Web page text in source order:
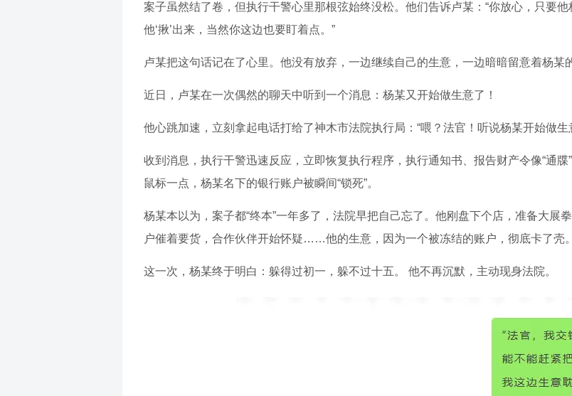
案子虽然结了卷，但执行干警心里那根弦始终没松。他们告诉卢某：“你放心，只要
他‘揪’出来，当然你这边也要盯着点。”
卢某把这句话记在了心里。他没有放弃，一边继续自己的生意，一边暗暗留意着杨某
近日，卢某在一次偶然的聊天中听到一个消息：杨某又开始做生意了！
他心跳加速，立刻拿起电话打给了神木市法院执行局：“喂？法官！听说杨某开始做生
收到消息，执行干警迅速反应，立即恢复执行程序，执行通知书、报告财产令像“通
鼠标一点，杨某名下的银行账户被瞬间“锁死”。
杨某本以为，案子都“终本”一年多了，法院早把自己忘了。他刚盘下个店，准备大展
户催着要货，合作伙伴开始怀疑……他的生意，因为一个被冻结的账户，彻底卡了壳。
这一次，杨某终于明白：躲得过初一，躲不过十五。 他不再沉默，主动现身法院。